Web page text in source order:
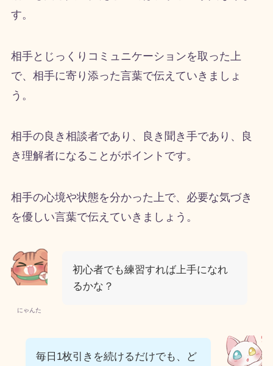
す。
相手とじっくりコミュニケーションを取った上
で、相手に寄り添った言葉で伝えていきましょ
う。
相手の良き相談者であり、良き聞き手であり、良
き理解者になることがポイントです。
相手の心境や状態を分かった上で、必要な気づき
を優しい言葉で伝えていきましょう。
にゃんた
初心者でも練習すれば上手になれ
るかな？
毎日1枚引きを続けるだけでも、ど